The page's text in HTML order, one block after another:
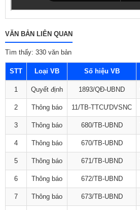
VĂN BẢN LIÊN QUAN
Tìm thấy: 330 văn bản
STT Loại VB Số hiệu VB
1 Quyết định 1893/QĐ-UBND
2 Thông báo 11/TB-TTCƯDVSNC
3 Thông báo 680/TB-UBND
4 Thông báo 670/TB-UBND
5 Thông báo 671/TB-UBND
6 Thông báo 672/TB-UBND
7 Thông báo 673/TB-UBND